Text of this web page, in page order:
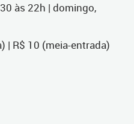
às 22h | domingo,
| R$ 10 (meia-entrada)